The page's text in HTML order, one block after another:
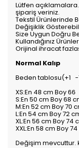
Lütfen
şipariş veriniz.
Tekstil Ürünlerinde
Değişiklik
Size Uygun Doğru
Kullandığınız
Orijinal ihracat
Normal Kalıp
Beden tablosu(+1 -1
XS:En 48 cm Boy 66
S:En 50 cm Boy 68
M:En 52 cm Boy 70
L:En 54 cm Boy 72
XL:En 56 cm Boy 74
XXL:En 58 cm Boy
Değişim mevcuttur.